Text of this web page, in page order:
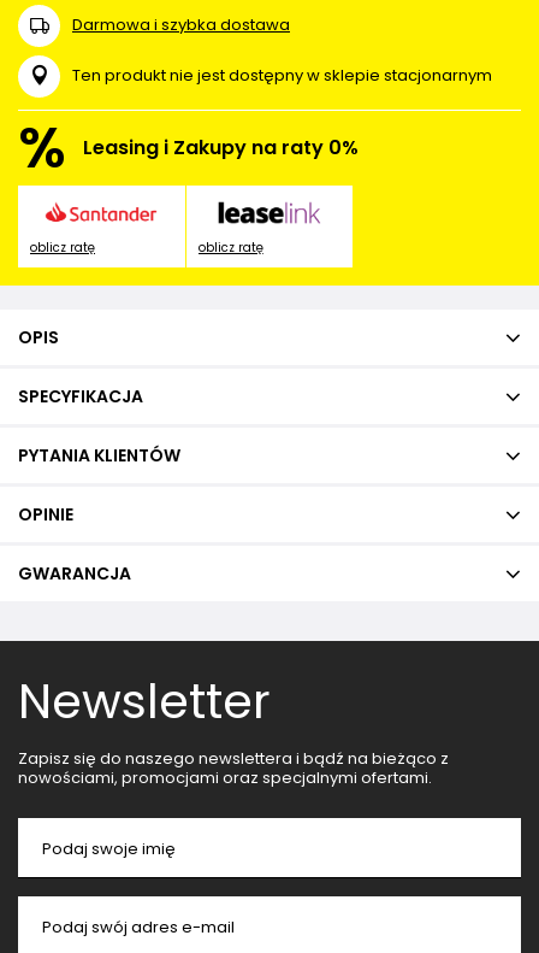
Darmowa i szybka dostawa
Ten produkt nie jest dostępny w sklepie stacjonarnym
% Leasing i Zakupy na raty 0%
oblicz ratę oblicz ratę
OPIS
SPECYFIKACJA
PYTANIA KLIENTÓW
OPINIE
GWARANCJA
Newsletter
Zapisz się do naszego newslettera i bądź na bieżąco z
nowościami, promocjami oraz specjalnymi ofertami.
Podaj swoje imię
Podaj swój adres e-mail